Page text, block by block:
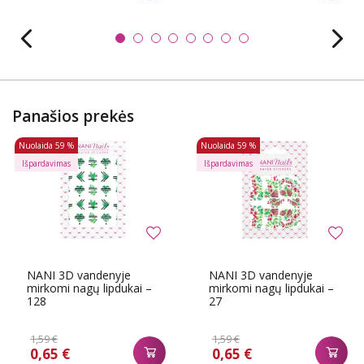
Panašios prekės
NANI 3D vandenyje
mirkomi nagų lipdukai –
128
1,59 €
0,65 €
Nuolaida 59 %
Išpardavimas
NANI 3D vandenyje
mirkomi nagų lipdukai –
27
1,59 €
0,65 €
Nuolaida 59 %
Išpardavimas